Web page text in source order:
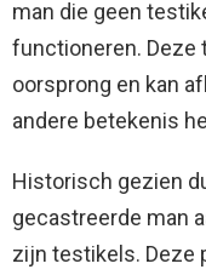
man die geen
functioneren. Deze
oorsprong en kan
andere betekenis
Historisch gezien
gecastreerde man
zijn testikels. Deze